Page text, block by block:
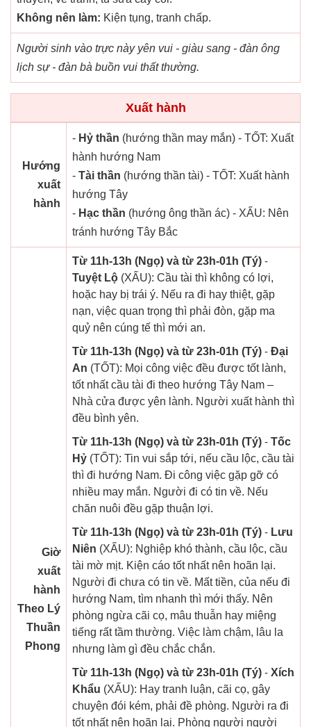
Không nên làm: Kiện tụng, tranh chấp.
Người sinh vào trực này yên vui - giàu sang - đàn ông
lịch sự - đàn bà buồn vui thất thường.
Xuất hành
Hướng
xuất
hành
- Hỷ thần (hướng thần may mắn) - TỐT: Xuất
hành hướng Nam
- Tài thần (hướng thần tài) - TỐT: Xuất hành
hướng Tây
- Hạc thần (hướng ông thần ác) - XẤU: Nên
tránh hướng Tây Bắc
Giờ
xuất
hành
Theo Lý
Thuần
Phong
Từ 11h-13h (Ngọ) và từ 23h-01h (Tý) -
Tuyệt Lộ (XẤU): Cầu tài thì không có lợi,
hoặc hay bị trái ý. Nếu ra đi hay thiệt, gặp
nạn, việc quan trọng thì phải đòn, gặp ma
quỷ nên cúng tế thì mới an.
Từ 11h-13h (Ngọ) và từ 23h-01h (Tý) - Đại
An (TỐT): Mọi công việc đều được tốt lành,
tốt nhất cầu tài đi theo hướng Tây Nam –
Nhà cửa được yên lành. Người xuất hành thì
đều bình yên.
Từ 11h-13h (Ngọ) và từ 23h-01h (Tý) - Tốc
Hỷ (TỐT): Tin vui sắp tới, nếu cầu lộc, cầu tài
thì đi hướng Nam. Đi công việc gặp gỡ có
nhiều may mắn. Người đi có tin về. Nếu
chăn nuôi đều gặp thuận lợi.
Từ 11h-13h (Ngọ) và từ 23h-01h (Tý) - Lưu
Niên (XẤU): Nghiệp khó thành, cầu lộc, cầu
tài mờ mịt. Kiện cáo tốt nhất nên hoãn lại.
Người đi chưa có tin về. Mất tiền, của nếu đi
hướng Nam, tìm nhanh thì mới thấy. Nên
phòng ngừa cãi cọ, mâu thuẫn hay miệng
tiếng rất tầm thường. Việc làm chậm, lâu la
nhưng làm gì đều chắc chắn.
Từ 11h-13h (Ngọ) và từ 23h-01h (Tý) - Xích
Khẩu (XẤU): Hay tranh luận, cãi cọ, gây
chuyện đói kém, phải đề phòng. Người ra đi
tốt nhất nên hoãn lại. Phòng người người